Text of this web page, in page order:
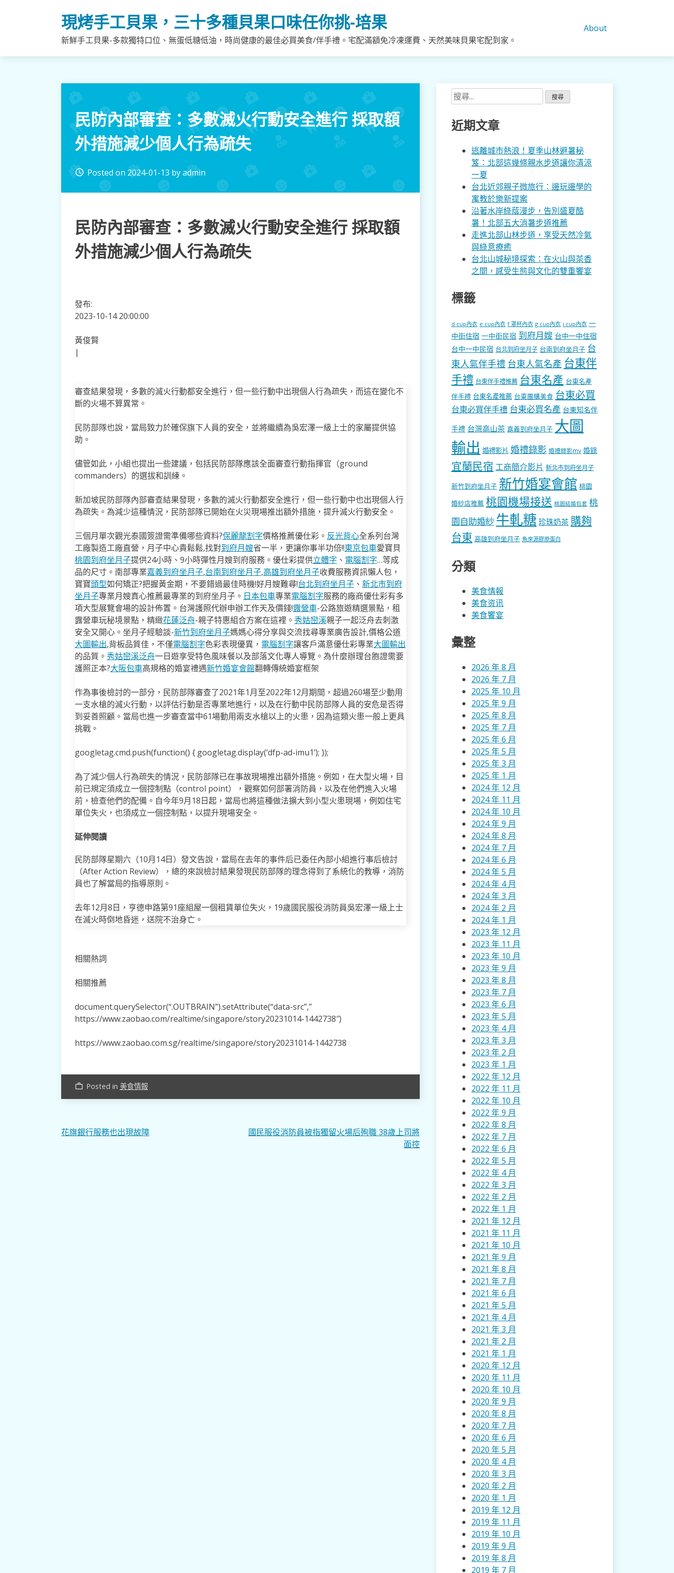
現烤手工貝果，三十多種貝果口味任你挑-培果
新鮮手工貝果-多款獨特口位、無蛋低糖低油，時尚健康的最佳必買美食/伴手禮。宅配滿額免冷凍運費、天然美味貝果宅配到家。
About
民防內部審查：多數滅火行動安全進行 採取額
外措施減少個人行為疏失
access_time Posted on2024-01-13 byadmin
民防內部審查：多數滅火行動安全進行 採取額
外措施減少個人行為疏失
發布:
2023-10-14 20:00:00
黃俊賢
|
審查結果發現，多數的滅火行動都安全進行，但一些行動中出現個人行為疏失，而這在變化不
斷的火場不算異常。
民防部隊也說，當局致力於確保旗下人員的安全，並將繼續為吳宏澤一級上士的家屬提供協
助。
儘管如此，小組也提出一些建議，包括民防部隊應該全面審查行動指揮官（ground
commanders）的選拔和訓練。
新加坡民防部隊內部審查結果發現，多數的滅火行動都安全進行，但一些行動中也出現個人行
為疏失。為減少這種情況，民防部隊已開始在火災現場推出額外措施，提升滅火行動安全。
三個月單次觀光泰國簽證需準備哪些資料?保麗龍割字價格推薦優仕彩。 反光背心全系列台灣
工廠製造工廠直營，月子中心貴鬆鬆,找對到府月嫂省一半，更讓你事半功倍!!東京包車愛寶貝
桃園到府坐月子提供24小時、9小時彈性月嫂到府服務。優仕彩提供立體字 、 電腦割字…等成
品的尺寸。南部專業嘉義到府坐月子,台南到府坐月子,高雄到府坐月子收費服務資訊懶人包，
寶寶頭型如何矯正?把握黃金期，不要錯過最佳時機!好月嫂難尋!台北到府坐月子、 新北市到府
坐月子專業月嫂真心推薦最專業的到府坐月子。 日本包車專業電腦割字服務的廠商優仕彩有多
項大型展覽會場的設計佈置。台灣護照代辦申辦工作天及價錢!露營車-公路旅遊精選景點，租
露營車玩秘境景點，精緻花蓮泛舟-親子特惠組合方案在這裡。 秀姑巒溪親子一起泛舟去​刺激
安全又開心。坐月子經驗談-新竹到府坐月子媽媽心得分享與交流找尋專業廣告設計,價格公道
大圖輸出,背板品質佳，不僅電腦割字色彩表現優異， 電腦割字讓客戶滿意優仕彩專業大圖輸出
的品質。 秀姑巒溪泛舟一日遊享受特色風味餐以及部落文化專人導覽。為什麼辦理台胞證需要
護照正本?大阪包車高規格的婚宴禮遇新竹婚宴會館翻轉傳統婚宴框架
作為事後檢討的一部分，民防部隊審查了2021年1月至2022年12月期間，超過260場至少動用
一支水槍的滅火行動，以評估行動是否專業地進行，以及在行動中民防部隊人員的安危是否得
到妥善照顧。當局也進一步審查當中61場動用兩支水槍以上的火患，因為這類火患一般上更具
挑戰。
googletag.cmd.push(function() { googletag.display(‘dfp-ad-imu1’); });
為了減少個人行為疏失的情況，民防部隊已在事故現場推出額外措施。例如，在大型火場，目
前已規定須成立一個控制點（control point），觀察如何部署消防員，以及在他們進入火場
前，檢查他們的配備。自今年9月18日起，當局也將這種做法擴大到小型火患現場，例如住宅
單位失火，也須成立一個控制點，以提升現場安全。
延伸閱讀
民防部隊星期六（10月14日）發文告說，當局在去年的事件后已委任內部小組進行事后檢討
（After Action Review），總的來說檢討結果發現民防部隊的理念得到了系統化的教導，消防
員也了解當局的指導原則。
去年12月8日，亨德申路第91座組屋一個租賃單位失火，19歲國民服役消防員吳宏澤一級上士
在滅火時倒地昏迷，送院不治身亡。
相關熱詞
相關推薦
document.querySelector(“.OUTBRAIN”).setAttribute(“data-src”,”
https://www.zaobao.com/realtime/singapore/story20231014-1442738″)
https://www.zaobao.com.sg/realtime/singapore/story20231014-1442738
work_outline Posted in 美食情報
文
花旗銀行服務也出現故障
國民服役消防員被指獨留火場后殉職 38歲上司將
面控
搜
尋
關
鍵
近期文章
逃離城市熱浪！夏季山林避暑秘
笈：北部這幾條親水步道讓你清涼
一夏
台北近郊親子微旅行：邊玩邊學的
寓教於樂新提案
沿著水岸綠蔭漫步，告別盛夏酷
暑！北部五大消暑步道推薦
走進北部山林步道，享受天然冷氣
與綠意療癒
台北山城秘境探索：在火山與茶香
之間，感受生態與文化的雙重饗宴
標籤
d cup內衣 e cup內衣 f 罩杯內衣 g cup內衣 i cup內衣 一
中街住宿 一中街民宿 到府月嫂 台中一中住宿
台中一中民宿 台北到府坐月子 台南到府坐月子 台
東人氣伴手禮 台東人氣名產 台東伴
手禮 台東伴手禮推薦 台東名產 台東名產
伴手禮 台東名產推薦 台東團購美食 台東必買
台東必買伴手禮 台東必買名產 台東知名伴
手禮 台灣高山茶 嘉義到府坐月子 大圖
輸出 婚禮影片 婚禮錄影 婚禮錄影mv 婚錄
宜蘭民宿 工商簡介影片 新北市到府坐月子
新竹到府坐月子 新竹婚宴會館 桃園
婚紗店推薦 桃園機場接送 桃園結婚包套 桃
園自助婚紗 牛軋糖 珍珠奶茶 購夠
台東 高雄到府坐月子 魚來源膠原蛋白
分類
美食情報
美食资讯
美食饗宴
彙整
2026 年 8 月
2026 年 7 月
2025 年 10 月
2025 年 9 月
2025 年 8 月
2025 年 7 月
2025 年 6 月
2025 年 5 月
2025 年 3 月
2025 年 1 月
2024 年 12 月
2024 年 11 月
2024 年 10 月
2024 年 9 月
2024 年 8 月
2024 年 7 月
2024 年 6 月
2024 年 5 月
2024 年 4 月
2024 年 3 月
2024 年 2 月
2024 年 1 月
2023 年 12 月
2023 年 11 月
2023 年 10 月
2023 年 9 月
2023 年 8 月
2023 年 7 月
2023 年 6 月
2023 年 5 月
2023 年 4 月
2023 年 3 月
2023 年 2 月
2023 年 1 月
2022 年 12 月
2022 年 11 月
2022 年 10 月
2022 年 9 月
2022 年 8 月
2022 年 7 月
2022 年 6 月
2022 年 5 月
2022 年 4 月
2022 年 3 月
2022 年 2 月
2022 年 1 月
2021 年 12 月
2021 年 11 月
2021 年 10 月
2021 年 9 月
2021 年 8 月
2021 年 7 月
2021 年 6 月
2021 年 5 月
2021 年 4 月
2021 年 3 月
2021 年 2 月
2021 年 1 月
2020 年 12 月
2020 年 11 月
2020 年 10 月
2020 年 9 月
2020 年 8 月
2020 年 7 月
2020 年 6 月
2020 年 5 月
2020 年 4 月
2020 年 3 月
2020 年 2 月
2020 年 1 月
2019 年 12 月
2019 年 11 月
2019 年 10 月
2019 年 9 月
2019 年 8 月
2019 年 7 月